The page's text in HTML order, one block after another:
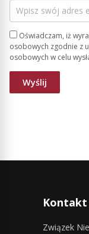
Oświadczam, iż
osobowych zgodnie z
osobowych w celu
Kontakt
Związek